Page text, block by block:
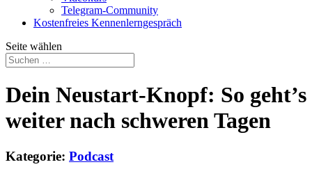
Telegram-Community
Kostenfreies Kennenlerngespräch
Seite wählen
Dein Neustart-Knopf: So geht’s
weiter nach schweren Tagen
Kategorie: Podcast